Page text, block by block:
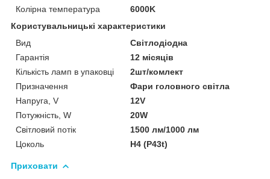
Колірна температура
6000K
Користувальницькі характеристики
Вид
Світлодіодна
Гарантія
12 місяців
Кількість ламп в упаковці
2шт/комлект
Призначення
Фари головного світла
Напруга, V
12V
Потужність, W
20W
Світловий потік
1500 лм/1000 лм
Цоколь
H4 (P43t)
Приховати